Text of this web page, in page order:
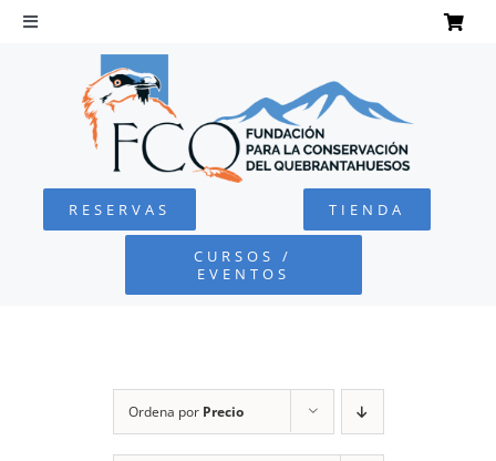
Saltar
Toggle
Navigation
QUEBRANTAHUESOS
FUNDACIÓN
RESERVAS TIENDA
CURSOS /
EVENTOS
Ordena por Precio